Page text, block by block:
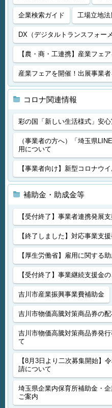
企業検索ガイド 工場立地
DX（デジタルトランスフォー
【農・商・工連携】産業フェ
産業フェアを開催！出展事業者
コロナ関連情報
彩の国「新しい生活様式」安
（事業者の方へ）「埼玉県
用について
【事業者向け】新型コロナウ
補助金・助成金等
【受付終了】事業者連携発展
【終了しました】対応事業支
【厚生労働省】雇用に関する
【受付終了】事業継続支援金
吉川市産業振興事業費補助金
吉川市物価高騰対策商品券の
吉川市物価高騰対策商品券発
て
【8月3日より二次募集開始】
請について
埼玉県企業内保育所補助金・
ご案内